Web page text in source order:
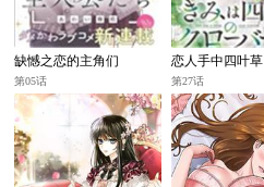
缺憾之恋的主角们
第05话
恋人手中四叶草
第27话